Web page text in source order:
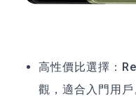
高性價比選擇：
觀，適合入門用戶